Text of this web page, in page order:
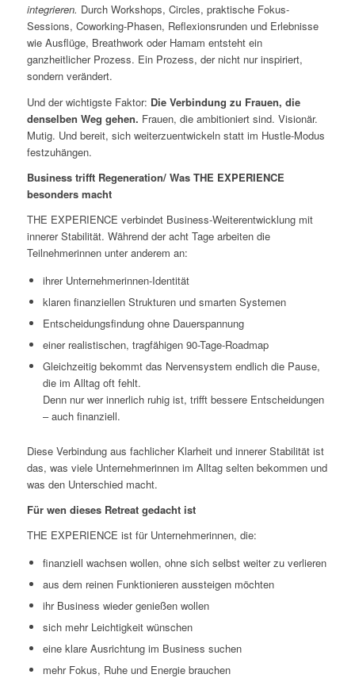
integrieren. Durch Workshops, Circles, praktische Fokus-
Sessions, Coworking-Phasen, Reflexionsrunden und Erlebnisse
wie Ausflüge, Breathwork oder Hamam entsteht ein
ganzheitlicher Prozess. Ein Prozess, der nicht nur inspiriert,
sondern verändert.
Und der wichtigste Faktor: Die Verbindung zu Frauen, die
denselben Weg gehen. Frauen, die ambitioniert sind. Visionär.
Mutig. Und bereit, sich weiterzuentwickeln statt im Hustle-Modus
festzuhängen.
Business trifft Regeneration/ Was THE EXPERIENCE
besonders macht
THE EXPERIENCE verbindet Business-Weiterentwicklung mit
innerer Stabilität. Während der acht Tage arbeiten die
Teilnehmerinnen unter anderem an:
ihrer Unternehmerinnen-Identität
klaren finanziellen Strukturen und smarten Systemen
Entscheidungsfindung ohne Dauerspannung
einer realistischen, tragfähigen 90-Tage-Roadmap
Gleichzeitig bekommt das Nervensystem endlich die Pause,
die im Alltag oft fehlt.
Denn nur wer innerlich ruhig ist, trifft bessere Entscheidungen
– auch finanziell.
Diese Verbindung aus fachlicher Klarheit und innerer Stabilität ist
das, was viele Unternehmerinnen im Alltag selten bekommen und
was den Unterschied macht.
Für wen dieses Retreat gedacht ist
THE EXPERIENCE ist für Unternehmerinnen, die:
finanziell wachsen wollen, ohne sich selbst weiter zu verlieren
aus dem reinen Funktionieren aussteigen möchten
ihr Business wieder genießen wollen
sich mehr Leichtigkeit wünschen
eine klare Ausrichtung im Business suchen
mehr Fokus, Ruhe und Energie brauchen